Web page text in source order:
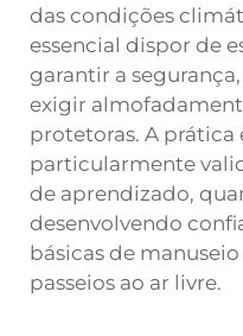
das condições
essencial dispor de
garantir a
exigir
protetoras. A
particularmente
de aprendizado,
desenvolvendo
básicas de
passeios ao ar livre.